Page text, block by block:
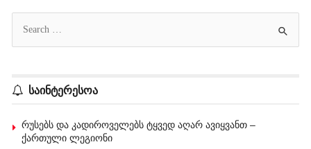
საინტერესოა
რუსებს და კადიროველებს ტყვედ აღარ ავიყვანთ –
ქართული ლეგიონი